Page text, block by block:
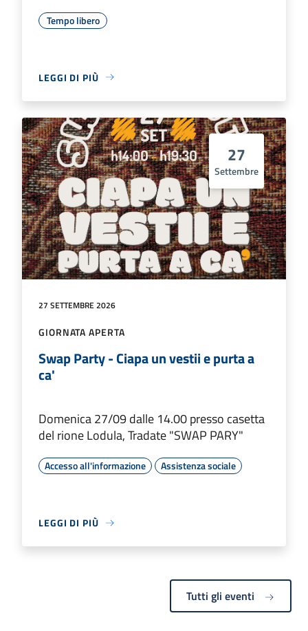
Tempo libero
LEGGI DI PIÙ
27
Settembre
27 SETTEMBRE 2026
GIORNATA APERTA
Swap Party - Ciapa un vestii e purta a
ca'
Domenica 27/09 dalle 14.00 presso casetta
del rione Lodula, Tradate "SWAP PARY"
Accesso all'informazione Assistenza sociale
LEGGI DI PIÙ
Tutti gli eventi